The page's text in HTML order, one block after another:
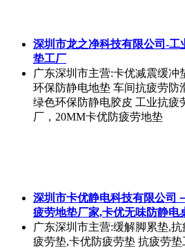
深圳市龙之净科技有限公司-工
垫工厂
广东深圳市主营:卡优减震缓冲
环保防静电地垫 车间抗疲劳防
绿色环保防静电胶皮 工业抗疲
厂，20MM卡优防疲劳地垫
深圳市卡优静电科技有限公司
疲劳地垫厂家,卡优无味防静电
广东深圳市主营:缓解脚累垫,
疲劳垫,卡优防疲劳垫 抗疲劳